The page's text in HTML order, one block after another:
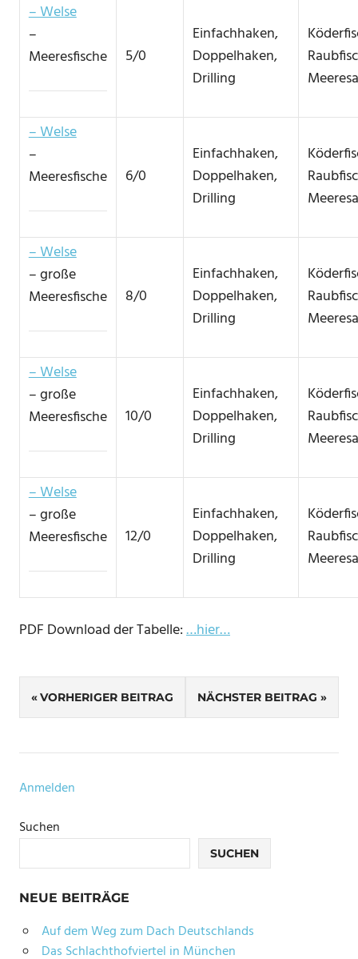
– Welse
–
Meeresfische
5/0
Einfachhaken,
Doppelhaken,
Drilling
– Welse
–
Meeresfische
6/0
Einfachhaken,
Doppelhaken,
Drilling
– Welse
– große
Meeresfische
8/0
Einfachhaken,
Doppelhaken,
Drilling
– Welse
– große
Meeresfische
10/0
Einfachhaken,
Doppelhaken,
Drilling
– Welse
– große
Meeresfische
12/0
Einfachhaken,
Doppelhaken,
Drilling
PDF Download der Tabelle:…hier…
SCHLAGWÖRTER
ANGELN
ERHOHLUNG
REISE
Beitragsnavigation
VORHERIGER BEITRAG NÄCHSTER BEITRAG
Anmelden
Suchen
SUCHEN
NEUE BEITRÄGE
Auf dem Weg zum Dach Deutschlands
Das Schlachthofviertel in München